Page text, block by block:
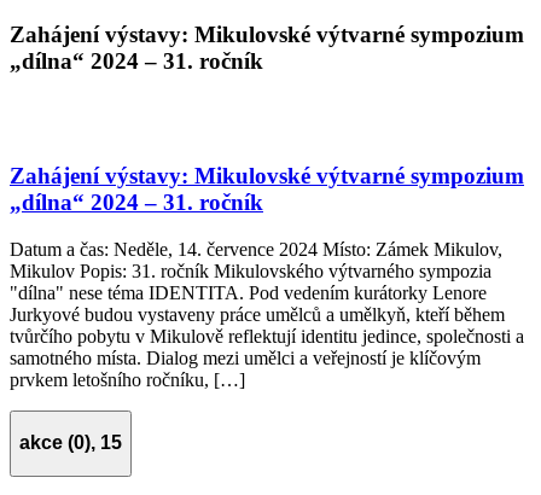
Zahájení výstavy: Mikulovské výtvarné sympozium
„dílna“ 2024 – 31. ročník
Zahájení výstavy: Mikulovské výtvarné sympozium
„dílna“ 2024 – 31. ročník
Datum a čas: Neděle, 14. července 2024 Místo: Zámek Mikulov,
Mikulov Popis: 31. ročník Mikulovského výtvarného sympozia
"dílna" nese téma IDENTITA. Pod vedením kurátorky Lenore
Jurkyové budou vystaveny práce umělců a umělkyň, kteří během
tvůrčího pobytu v Mikulově reflektují identitu jedince, společnosti a
samotného místa. Dialog mezi umělci a veřejností je klíčovým
prvkem letošního ročníku, […]
akce (0), 15